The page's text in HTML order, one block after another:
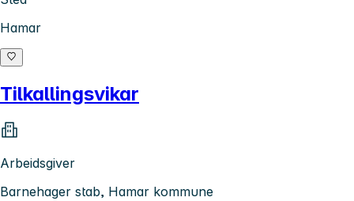
Hamar
Tilkallingsvikar
Arbeidsgiver
Barnehager stab, Hamar kommune